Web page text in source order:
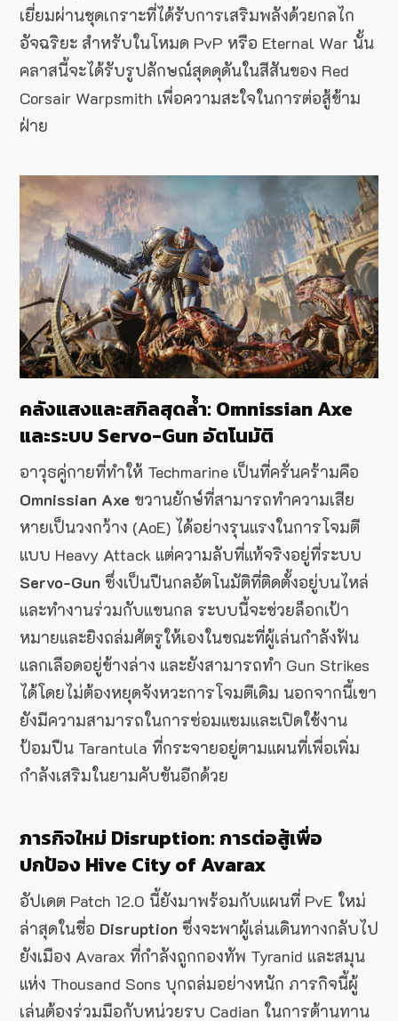
เยี่ยมผ่านชุดเกราะที่ได้รับการเสริมพลังด้วยกลไก
อัจฉริยะ สำหรับในโหมด PvP หรือ Eternal War นั้น
คลาสนี้จะได้รับรูปลักษณ์สุดดุดันในสีสันของ Red
Corsair Warpsmith เพื่อความสะใจในการต่อสู้ข้าม
ฝ่าย
คลังแสงและสกิลสุดล้ำ: Omnissian Axe
และระบบ Servo-Gun อัตโนมัติ
อาวุธคู่กายที่ทำให้ Techmarine เป็นที่ครั่นคร้ามคือ
Omnissian Axe ขวานยักษ์ที่สามารถทำความเสีย
หายเป็นวงกว้าง (AoE) ได้อย่างรุนแรงในการโจมตี
แบบ Heavy Attack แต่ความลับที่แท้จริงอยู่ที่ระบบ
Servo-Gun ซึ่งเป็นปืนกลอัตโนมัติที่ติดตั้งอยู่บนไหล่
และทำงานร่วมกับแขนกล ระบบนี้จะช่วยล็อกเป้า
หมายและยิงถล่มศัตรูให้เองในขณะที่ผู้เล่นกำลังฟัน
แลกเลือดอยู่ข้างล่าง และยังสามารถทำ Gun Strikes
ได้โดยไม่ต้องหยุดจังหวะการโจมตีเดิม นอกจากนี้เขา
ยังมีความสามารถในการซ่อมแซมและเปิดใช้งาน
ป้อมปืน Tarantula ที่กระจายอยู่ตามแผนที่เพื่อเพิ่ม
กำลังเสริมในยามคับขันอีกด้วย
ภารกิจใหม่ Disruption: การต่อสู้เพื่อ
ปกป้อง Hive City of Avarax
อัปเดต Patch 12.0 นี้ยังมาพร้อมกับแผนที่ PvE ใหม่
ล่าสุดในชื่อ Disruption ซึ่งจะพาผู้เล่นเดินทางกลับไป
ยังเมือง Avarax ที่กำลังถูกกองทัพ Tyranid และสมุน
แห่ง Thousand Sons บุกถล่มอย่างหนัก ภารกิจนี้ผู้
เล่นต้องร่วมมือกับหน่วยรบ Cadian ในการต้านทาน